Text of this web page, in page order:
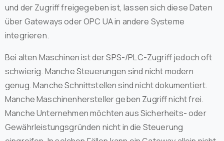
und der Zugriff freigegeben ist, lassen sich diese Daten
über Gateways oder OPC UA in andere Systeme
integrieren.
Bei alten Maschinen ist der SPS-/PLC-Zugriff jedoch oft
schwierig. Manche Steuerungen sind nicht modern
genug. Manche Schnittstellen sind nicht dokumentiert.
Manche Maschinenhersteller geben Zugriff nicht frei.
Manche Unternehmen möchten aus Sicherheits- oder
Gewährleistungsgründen nicht in die Steuerung